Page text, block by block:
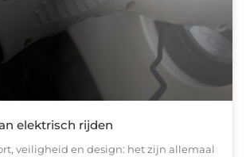
elektrisch rijden
veiligheid en design: het zijn allemaal